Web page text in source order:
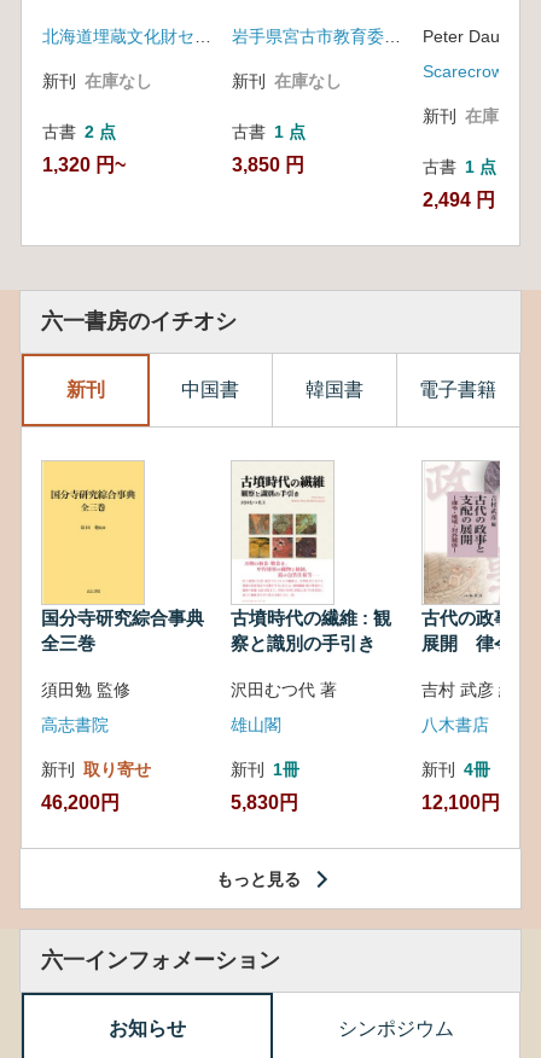
新刊 在庫なし
古書 2 点
1,320 円~
新刊 在庫なし
古書 1 点
3,850 円
Historical
Dictionaries
Philosophies
Peter
Scarecrow
新刊 在庫なし
古書 1 点
2,494 円
六一書房のイチオシ
新刊 中国書 韓国書 電子書籍
国分寺研究綜合事典
全三巻
須田勉 監修
高志書院
新刊 取り寄せ
46,200円
古墳時代の繊維 : 観
察と識別の手引き
沢田むつ代 著
雄山閣
新刊 1冊
5,830円
古代の政事と
展開 律令・
吉村 武彦 編集
八木書店
新刊 4冊
12,100円
もっと見る
六一インフォメーション
お知らせ シンポジウム